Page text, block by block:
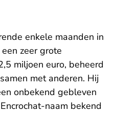
enkele maanden in
zeer grote
miljoen euro, beheerd
met anderen. Hij
onbekend gebleven
naam bekend